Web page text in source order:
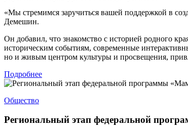
«Мы стремимся заручиться вашей поддержкой в
Демешин.
Он добавил, что знакомство с историей родного
историческим событиям, современные
но и живым центром культуры и просвещения,
Подробнее
Общество
Региональный этап федеральной